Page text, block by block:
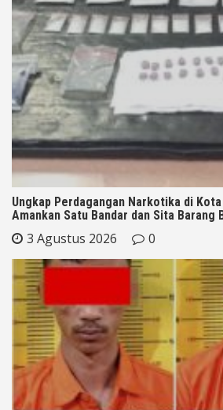
Ungkap Perdagangan Narkotika di
Amankan Satu Bandar dan Sita
3 Agustus 2026 0